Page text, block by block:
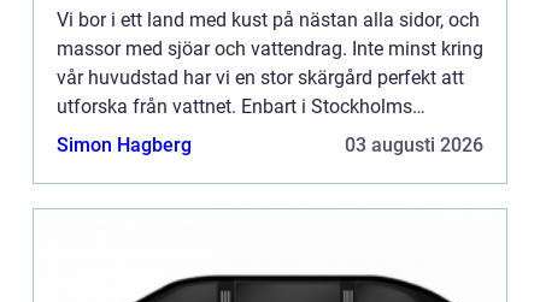
Vi bor i ett land med kust på nästan alla sidor, och
massor med sjöar och vattendrag. Inte minst kring
vår huvudstad har vi en stor skärgård perfekt att
utforska från vattnet. Enbart i Stockholms
skärg&arin...
Simon Hagberg 03 augusti 2026